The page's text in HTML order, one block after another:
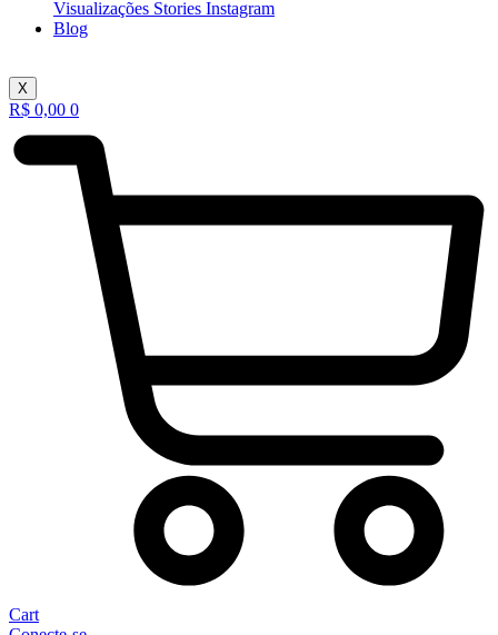
Visualizações Stories Instagram
Blog
X
R$ 0,00 0
Cart